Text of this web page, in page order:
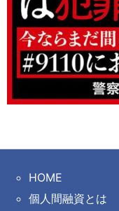
HOME
個人間融資とは